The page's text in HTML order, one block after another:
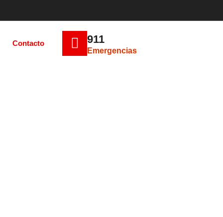
Contacto 911
Emergencias